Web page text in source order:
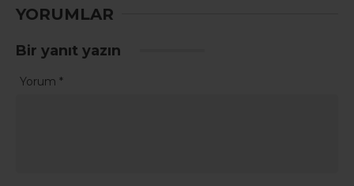
YORUMLAR
Bir yanıt yazın
Yorum *